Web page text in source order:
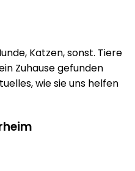
Katzen, sonst. Tiere
Zuhause gefunden
wie sie uns helfen